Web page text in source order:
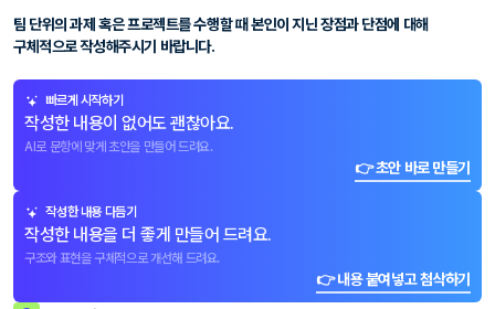
팀 단위의 과제 혹은 프로젝트를 수행할 때 본인이 지닌 장점과 단점에 대해
구체적으로 작성해주시기 바랍니다.
빠르게 시작하기
작성한 내용이 없어도 괜찮아요.
AI로 문항에 맞게 초안을 만들어 드려요.
👉 초안 바로 만들기
작성한 내용 다듬기
작성한 내용을 더 좋게 만들어 드려요.
구조와 표현을 구체적으로 개선해 드려요.
👉 내용 붙여넣고 첨삭하기